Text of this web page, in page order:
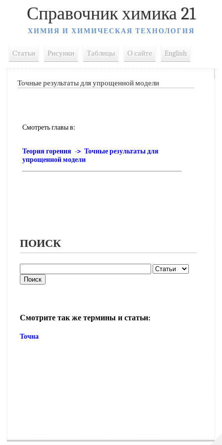
Справочник химика 21
ХИМИЯ И ХИМИЧЕСКАЯ ТЕХНОЛОГИЯ
Статьи Рисунки Таблицы О сайте English
Точные результаты для упрощенной модели
Смотреть главы в:
Теория горения -> Точные результаты для
упрощенной модели
ПОИСК
Смотрите так же термины и статьи:
Точна